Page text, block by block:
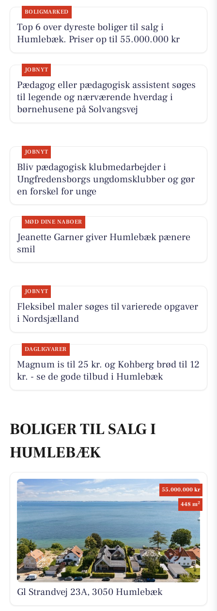
BOLIGMARKED
Top 6 over dyreste boliger til salg i
Humlebæk. Priser op til 55.000.000 kr
JOBNYT
Pædagog eller pædagogisk assistent søges
til legende og nærværende hverdag i
børnehusene på Solvangsvej
JOBNYT
Bliv pædagogisk klubmedarbejder i
Ungfredensborgs ungdomsklubber og gør
en forskel for unge
MØD DINE NABOER
Jeanette Garner giver Humlebæk pænere
smil
JOBNYT
Fleksibel maler søges til varierede opgaver
i Nordsjælland
DAGLIGVARER
Magnum is til 25 kr. og Kohberg brød til 12
kr. - se de gode tilbud i Humlebæk
BOLIGER TIL SALG I
HUMLEBÆK
55.000.000 kr
448 m2
Gl Strandvej 23A, 3050 Humlebæk